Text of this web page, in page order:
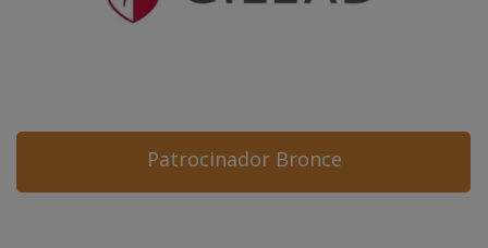
Patrocinador Bronce